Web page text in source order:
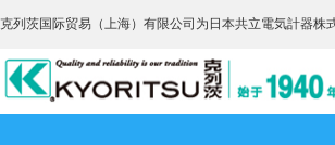
克列茨国际贸易（上海）有限公司为日本共立電気計器株